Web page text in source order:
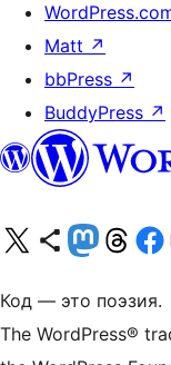
Matt ↗
bbPress ↗
BuddyPress ↗
Посетите нас в X (ранее Twitter)
Посетите нашу учётную запись в Bluesky
Посетите нашу ленту в
Посетите нашу учётную
Посетите
Код — это поэзия.
The WordPress®